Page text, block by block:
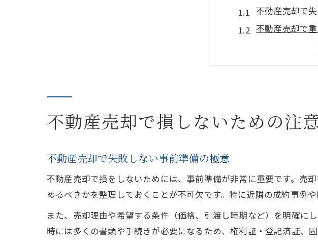
不動産売却で
不動産売却で
売却前に知る
不動産売却の
不動産売却の
三大タブー回
不動産売却に
不動産売却で損しないための注
不動産売却で失敗しない事前準備の極意
不動産売却で損をしないためには、事前準備が非常に重要です。売
めるべきかを整理しておくことが不可欠です。特に近隣の成約事例
また、売却理由や希望する条件（価格、引渡し時期など）を明確に
時には多くの書類や手続きが必要になるため、権利証・登記済証、